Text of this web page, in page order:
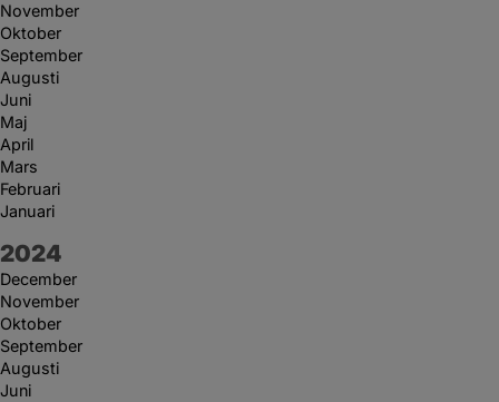
November
Oktober
September
Augusti
Juni
Maj
April
Mars
Februari
Januari
År:
2024
December
November
Oktober
September
Augusti
Juni